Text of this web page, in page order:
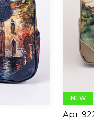
NEW
Арт.